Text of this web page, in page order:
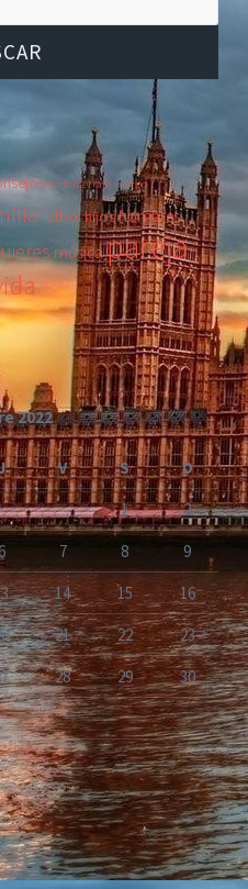
cortometraje cuerpo
futbolhijoshombres
músicapareja
2022
V S
D
1
2
7 8
9
14 15
16
21 22
23
28 29
30